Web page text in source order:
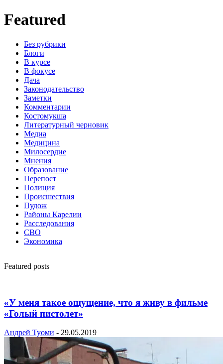
Featured
Без рубрики
Блоги
В курсе
В фокусе
Дача
Законодательство
Заметки
Комментарии
Костомукша
Литературный черновик
Медиа
Медицина
Милосердие
Мнения
Образование
Перепост
Полиция
Происшествия
Пудож
Районы Карелии
Расследования
СВО
Экономика
Featured posts
«У меня такое ощущение, что я живу в фильме
«Голый пистолет»
Андрей Туоми - 29.05.2019